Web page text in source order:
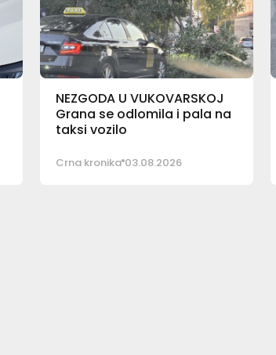
NEZGODA U VUKOVARSKOJ
Grana se odlomila i pala na
taksi vozilo
Crna kronika 03.08.2026